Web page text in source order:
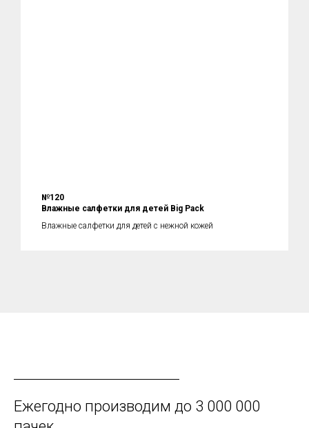
№120
Влажные салфетки для детей Big Pack
Влажные салфетки для детей с нежной кожей
Ежегодно производим до 3 000 000